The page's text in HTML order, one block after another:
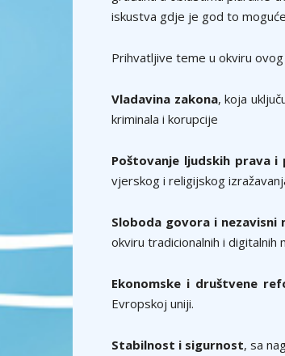
iskustva gdje je god to
Prihvatljive teme u okviru
Vladavina zakona, koja
kriminala i korupcije
Poštovanje ljudskih prava i
vjerskog i religijskog
Sloboda govora i nezavisni
okviru tradicionalnih i digitalnih
Ekonomske i društvene
Evropskoj uniji.
Stabilnost i sigurnost, sa